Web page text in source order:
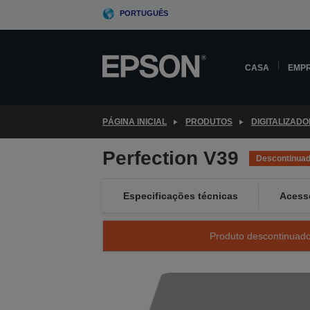
PORTUGUÊS
CASA
PÁGINA INICIAL PRODUTOS
Perfection V39
Especificações técnicas
Produto